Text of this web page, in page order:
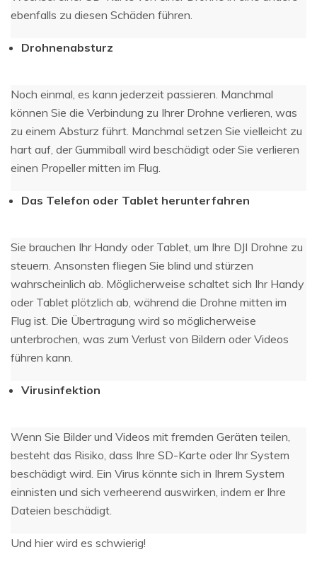
ebenfalls zu diesen Schäden führen.
Drohnenabsturz
Noch einmal, es kann jederzeit passieren. Manchmal
können Sie die Verbindung zu Ihrer Drohne verlieren, was
zu einem Absturz führt. Manchmal setzen Sie vielleicht zu
hart auf, der Gummiball wird beschädigt oder Sie verlieren
einen Propeller mitten im Flug.
Das Telefon oder Tablet herunterfahren
Sie brauchen Ihr Handy oder Tablet, um Ihre DJI Drohne zu
steuern. Ansonsten fliegen Sie blind und stürzen
wahrscheinlich ab. Möglicherweise schaltet sich Ihr Handy
oder Tablet plötzlich ab, während die Drohne mitten im
Flug ist. Die Übertragung wird so möglicherweise
unterbrochen, was zum Verlust von Bildern oder Videos
führen kann.
Virusinfektion
Wenn Sie Bilder und Videos mit fremden Geräten teilen,
besteht das Risiko, dass Ihre SD-Karte oder Ihr System
beschädigt wird. Ein Virus könnte sich in Ihrem System
einnisten und sich verheerend auswirken, indem er Ihre
Dateien beschädigt.
Und hier wird es schwierig!